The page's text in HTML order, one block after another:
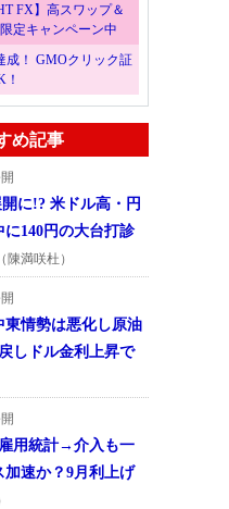
FX】高スワップ＆
定キャンペーン中
成！ GMOクリック証
め記事
に!? 米ドル高・円
140円の大台打診
（陳満咲杜）
東情勢は悪化し原油
しドル金利上昇で
雇用統計→介入も一
速か？9月利上げ